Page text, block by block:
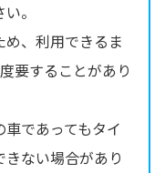
。
、利用できるま
要することがあり
であってもタイ
ない場合があり